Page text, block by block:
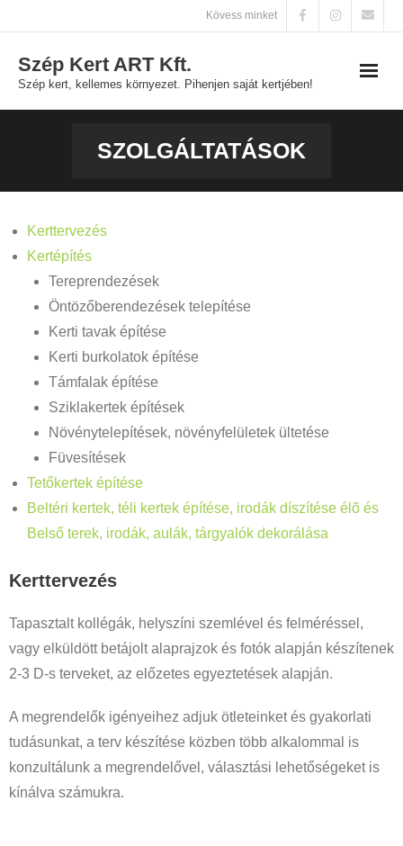
to
content
Kövess minket
Szép Kert ART Kft.
Szép kert, kellemes környezet. Pihenjen saját kertjében!
Kapcsolat
SZOLGÁLTATÁSOK
Kerttervezés
Kertépítés
Tereprendezések
Öntözőberendezések telepítése
Kerti tavak építése
Kerti burkolatok építése
Támfalak építése
Sziklakertek építések
Növénytelepítések, növényfelületek ültetése
Füvesítések
Tetőkertek építése
Beltéri kertek, téli kertek építése, irodák díszítése élõ és
Belső terek, irodák, aulák, tárgyalók dekorálása
Kerttervezés
Tapasztalt kollégák, helyszíni szemlével és felméréssel,
vagy elküldött betájolt alaprajzok és fotók alapján készítenek
2-3 D-s terveket, az előzetes egyeztetések alapján.
A megrendelők igényeihez adjuk ötleteinket és gyakorlati
tudásunkat, a terv készítése közben több alkalommal is
konzultálunk a megrendelővel, választási lehetőségeket is
kínálva számukra.